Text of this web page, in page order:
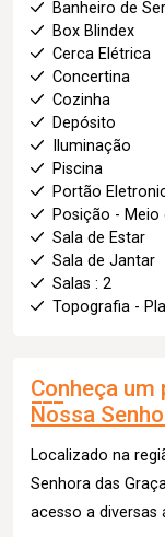
Banheiro de
Box Blindex
Cerca Elétrica
Concertina
Cozinha
Depósito
Iluminação
Piscina
Portão
Posição - Meio
Sala de Estar
Sala de Jantar
Salas : 2
Topografia -
Conheça um
Nossa
Localizado na
Senhora das
acesso a diversas